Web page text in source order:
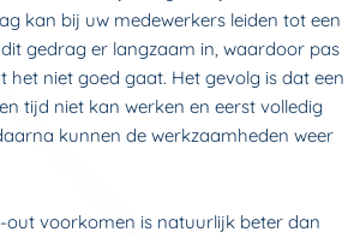
kan bij uw medewerkers leiden tot een
gedrag er langzaam in, waardoor pas
niet goed gaat. Het gevolg is dat een
tijd niet kan werken en eerst volledig
kunnen de werkzaamheden weer
out voorkomen is natuurlijk beter dan